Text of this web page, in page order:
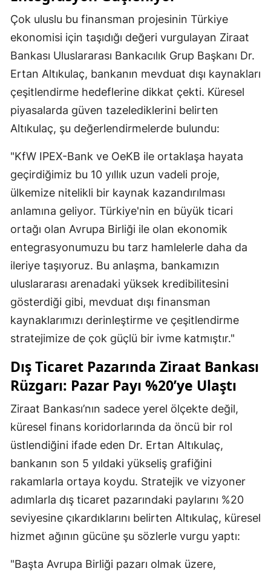
Çok uluslu bu finansman projesinin Türkiye
ekonomisi için taşıdığı değeri vurgulayan Ziraat
Bankası Uluslararası Bankacılık Grup Başkanı Dr.
Ertan Altıkulaç, bankanın mevduat dışı kaynakları
çeşitlendirme hedeflerine dikkat çekti. Küresel
piyasalarda güven tazelediklerini belirten
Altıkulaç, şu değerlendirmelerde bulundu:
"KfW IPEX-Bank ve OeKB ile ortaklaşa hayata
geçirdiğimiz bu 10 yıllık uzun vadeli proje,
ülkemize nitelikli bir kaynak kazandırılması
anlamına geliyor. Türkiye'nin en büyük ticari
ortağı olan Avrupa Birliği ile olan ekonomik
entegrasyonumuzu bu tarz hamlelerle daha da
ileriye taşıyoruz. Bu anlaşma, bankamızın
uluslararası arenadaki yüksek kredibilitesini
gösterdiği gibi, mevduat dışı finansman
kaynaklarımızı derinleştirme ve çeşitlendirme
stratejimize de çok güçlü bir ivme katmıştır."
Dış Ticaret Pazarında Ziraat Bankası
Rüzgarı: Pazar Payı %20’ye Ulaştı
Ziraat Bankası’nın sadece yerel ölçekte değil,
küresel finans koridorlarında da öncü bir rol
üstlendiğini ifade eden Dr. Ertan Altıkulaç,
bankanın son 5 yıldaki yükseliş grafiğini
rakamlarla ortaya koydu. Stratejik ve vizyoner
adımlarla dış ticaret pazarındaki paylarını %20
seviyesine çıkardıklarını belirten Altıkulaç, küresel
hizmet ağının gücüne şu sözlerle vurgu yaptı:
"Başta Avrupa Birliği pazarı olmak üzere,